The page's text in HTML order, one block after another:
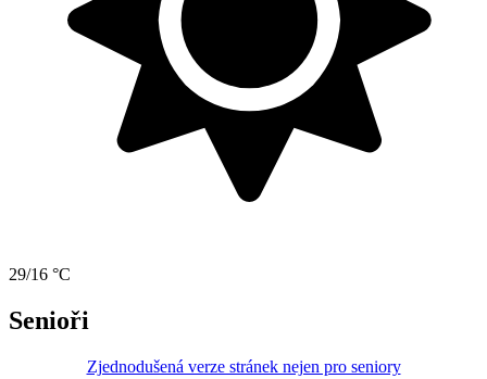
29/16 °C
Senioři
Zjednodušená verze stránek nejen pro seniory